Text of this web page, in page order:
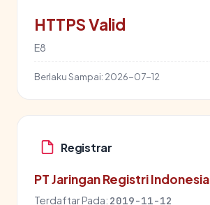
HTTPS Valid
E8
Berlaku Sampai: 2026-07-12
Registrar
PT Jaringan Registri Indonesia
Terdaftar Pada: 2019-11-12